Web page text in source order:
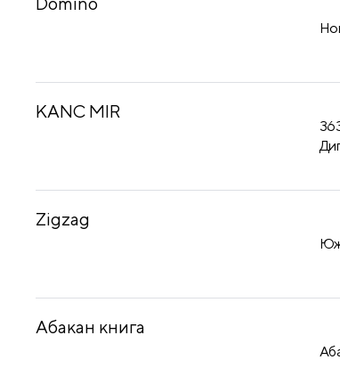
KANC MIR
Zigzag
Абакан книга